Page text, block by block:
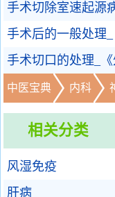
手术切除室速起源
手术后的一般处理_
手术切口的处理_《
中医宝典 内科
相关分类
风湿免疫
肝病